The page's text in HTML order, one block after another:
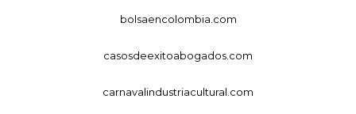
bolsaencolombia.com
casosdeexitoabogados.com
carnavalindustriacultural.com